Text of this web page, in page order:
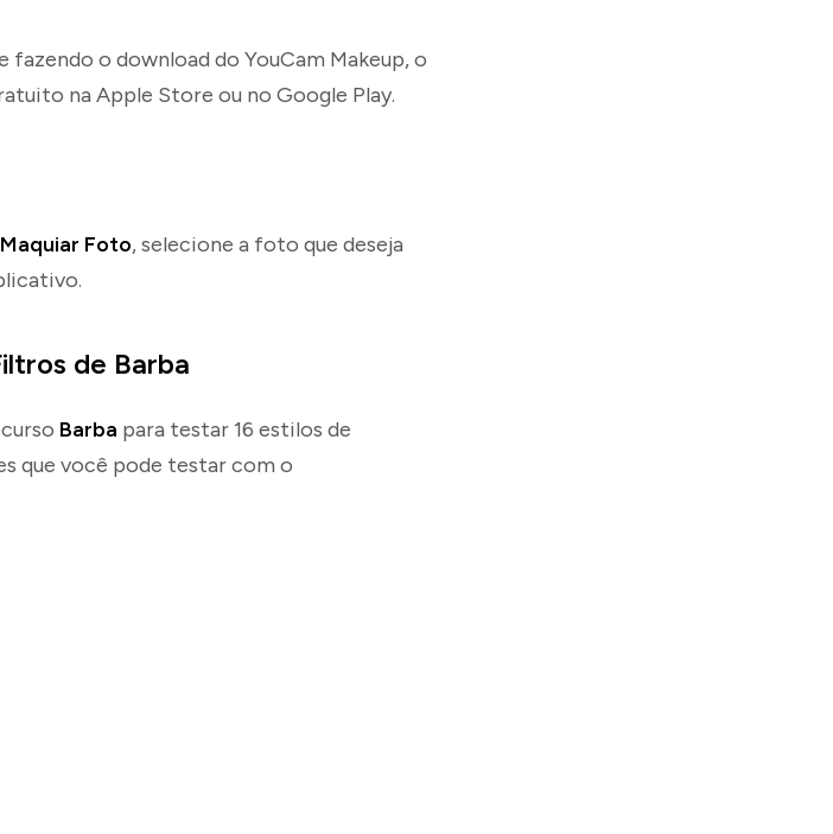
o download do YouCam Makeup, o
na Apple Store ou no Google Play.
Maquiar Foto, selecione a foto que deseja
de Barba
Barba para testar 16 estilos de
que você pode testar com o